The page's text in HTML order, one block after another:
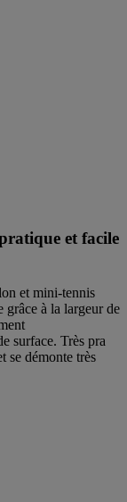
et facile
et mini-tennis
grâce à la largeur de
surface. Très pra
se démonte très